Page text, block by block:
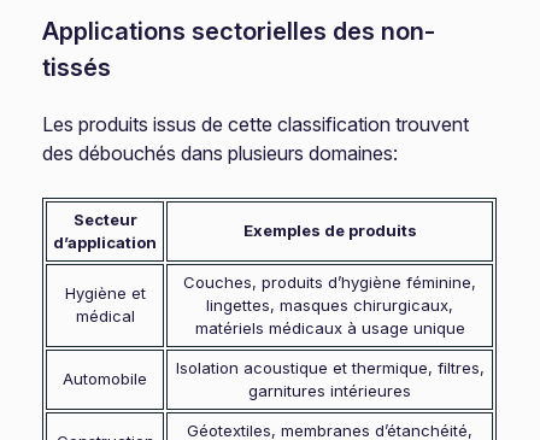
Applications sectorielles des non-
tissés
Les produits issus de cette classification trouvent
des débouchés dans plusieurs domaines:
Secteur
d’application
Exemples de produits
Hygiène et
médical
Couches, produits d’hygiène féminine,
lingettes, masques chirurgicaux,
matériels médicaux à usage unique
Automobile
Isolation acoustique et thermique, filtres,
garnitures intérieures
Géotextiles, membranes d’étanchéité,